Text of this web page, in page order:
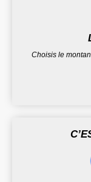
Choisis le